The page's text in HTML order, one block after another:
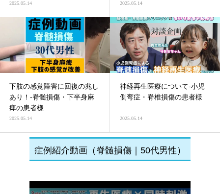
2025.05.14 2025.05.14
下肢の感覚障害に回復の兆し
あり！-脊髄損傷・下半身麻
痺の患者様
2025.05.14
神経再生医療について-小児
側弯症・脊椎損傷の患者様
2025.05.14
症例紹介動画（脊髄損傷｜50代男性）